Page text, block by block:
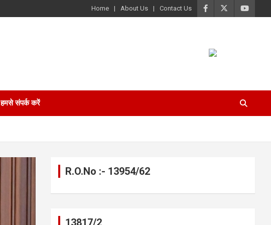
Home About Us Contact Us
हमसे संपर्क करें
R.O.No :- 13954/62
13817/2